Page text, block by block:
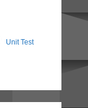
Unit Test